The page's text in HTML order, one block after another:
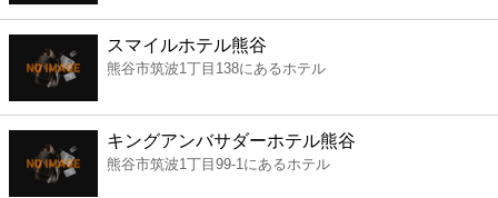
レジャー
書店
ファミレス
スマイルホテル熊谷
熊谷市筑波1丁目138にあるホテル
キングアンバサダーホテル熊谷
熊谷市筑波1丁目99-1にあるホテル